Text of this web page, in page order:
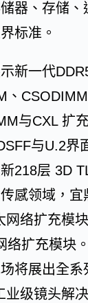
器、存储、
标准。
新一代
、
与CXL 扩
与U.2界
218层 3D
感领域，宜
网络扩充模
络扩充模块
将展出全系
级镜头解